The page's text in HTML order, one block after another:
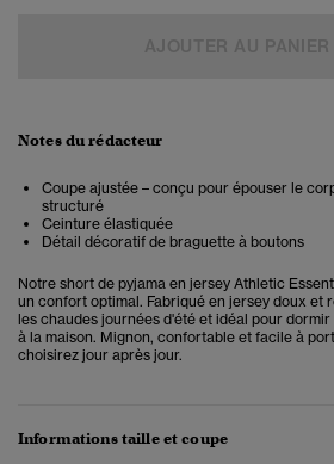
Notes du rédacteur
Coupe ajustée – conçu pour épouser le
structuré
Ceinture élastiquée
Détail décoratif de braguette à boutons
Notre short de pyjama en jersey Athletic
un confort optimal. Fabriqué en jersey doux et
les chaudes journées d'été et idéal pour
à la maison. Mignon, confortable et facile à
choisirez jour après jour.
Informations taille et coupe